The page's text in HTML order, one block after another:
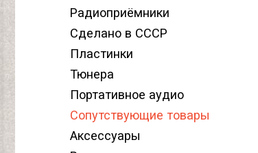
Радиоприёмники
Сделано в СССР
Пластинки
Тюнера
Портативное аудио
Сопутствующие товары
Аксессуары